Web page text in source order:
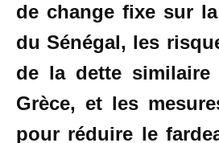
de change fixe sur
du Sénégal, les
de la dette
Grèce, et les
pour réduire le